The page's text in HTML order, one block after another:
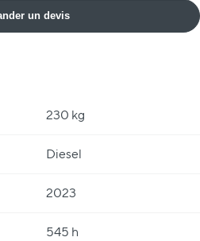
un devis
230 kg
Diesel
2023
545 h